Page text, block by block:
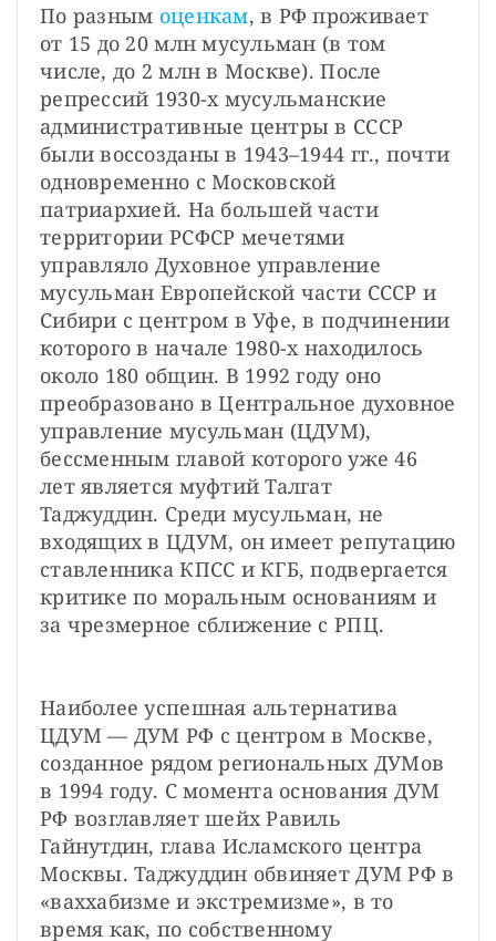
По разным оценкам, в РФ проживает
от 15 до 20 млн мусульман (в том
числе, до 2 млн в Москве). После
репрессий 1930-х мусульманские
административные центры в СССР
были воссозданы в 1943–1944 гг., почти
одновременно с Московской
патриархией. На большей части
территории РСФСР мечетями
управляло Духовное управление
мусульман Европейской части СССР и
Сибири с центром в Уфе, в подчинении
которого в начале 1980-х находилось
около 180 общин. В 1992 году оно
преобразовано в Центральное духовное
управление мусульман (ЦДУМ),
бессменным главой которого уже 46
лет является муфтий Талгат
Таджуддин. Среди мусульман, не
входящих в ЦДУМ, он имеет репутацию
ставленника КПСС и КГБ, подвергается
критике по моральным основаниям и
за чрезмерное сближение с РПЦ.
Наиболее успешная альтернатива
ЦДУМ — ДУМ РФ с центром в Москве,
созданное рядом региональных ДУМов
в 1994 году. С момента основания ДУМ
РФ возглавляет шейх Равиль
Гайнутдин, глава Исламского центра
Москвы. Таджуддин обвиняет ДУМ РФ в
«ваххабизме и экстремизме», в то